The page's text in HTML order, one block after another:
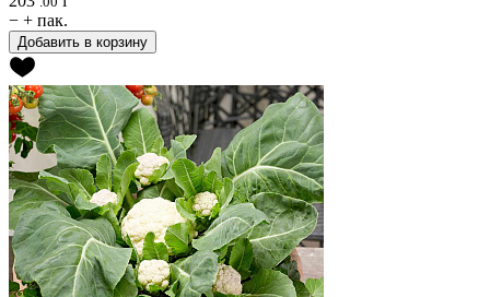
− + пак.
Добавить в корзину